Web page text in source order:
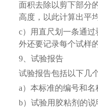
面积去除以剪下部分
高度，以此计算出平
c）用直尺划一条通
外还要记录每个试样
9、试验报告
试验报告包括以下几
a）本标准的编号和名
b）试验用胶粘剂的